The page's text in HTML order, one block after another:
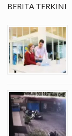
BERITA TERKINI